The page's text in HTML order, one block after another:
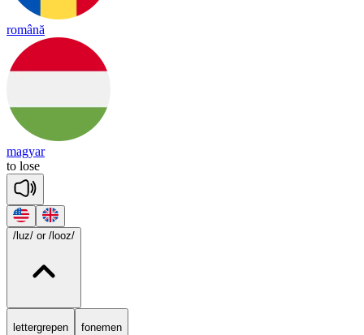
română
magyar
to lose
/luz/ or /looz/
lettergrepen fonemen